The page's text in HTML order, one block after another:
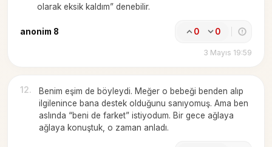
olarak eksik kaldım” denebilir.
anonim 8 0 0
3 Mayıs 19:59
12.
Benim eşim de böyleydi. Meğer o bebeği benden alıp
ilgilenince bana destek olduğunu sanıyomuş. Ama ben
aslında “beni de farket” istiyodum. Bir gece ağlaya
ağlaya konuştuk, o zaman anladı.